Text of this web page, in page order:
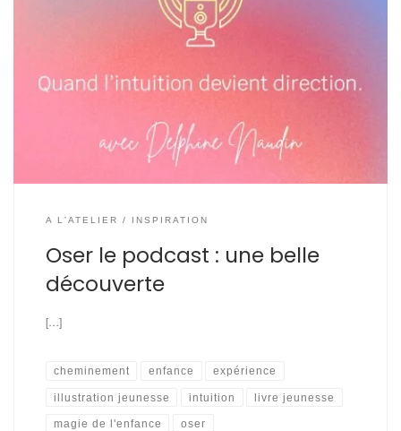
A L'ATELIER INSPIRATION
Oser le podcast : une belle
découverte
[…]
cheminement enfance expérience
illustration jeunesse intuition livre jeunesse
magie de l'enfance oser